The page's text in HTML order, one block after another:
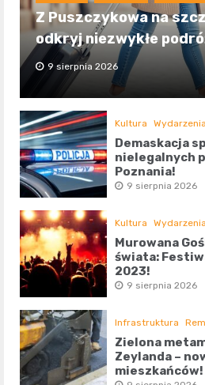
Z Puszczykowa na
odkryj niezwykłe
9 sierpnia 2026
Kultura Wydarzenia
Demaskacja
nielegalnych
Poznania!
9 sierpnia 2026
Kultura Wydarzenia
Murowana
świata:
2023!
9 sierpnia 2026
Infrastruktura
Zielona
Zeylanda –
mieszkańców!